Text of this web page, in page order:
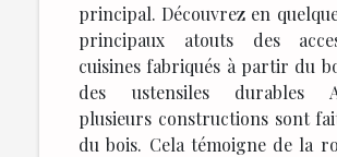
principal. Découvrez en
principaux atouts des
cuisines fabriqués à partir du
des ustensiles durables
plusieurs constructions sont
du bois. Cela témoigne de la